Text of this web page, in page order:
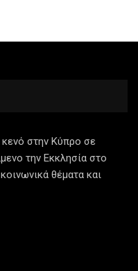
κενό στην Κύπρο σε
την Εκκλησία στο
θέματα και